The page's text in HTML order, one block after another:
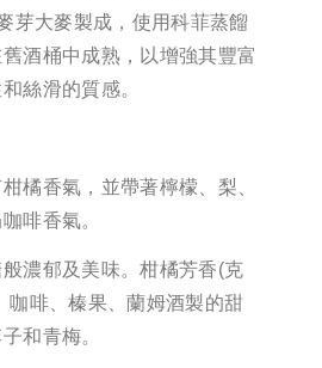
芽大麥製成，使用科菲蒸餾
酒桶中成熟，以增強其豐富
絲滑的質感。
橘香氣，並帶著檸檬、梨、
啡香氣。
濃郁及美味。柑橘芳香(克
咖啡、榛果、蘭姆酒製的甜
和青梅。